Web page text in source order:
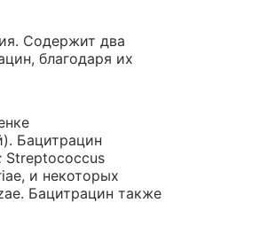
Содержит два
благодаря их
Бацитрацин
Streptococcus
и некоторых
Бацитрацин также